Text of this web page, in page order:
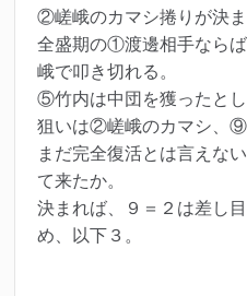
②嵯峨のカマシ捲りが決ま
全盛期の①渡邊相手なら
峨で叩き切れる。
⑤竹内は中団を獲ったとし
狙いは②嵯峨のカマシ、⑨
まだ完全復活とは言えな
て来たか。
決まれば、９＝２は差し
め、以下３。